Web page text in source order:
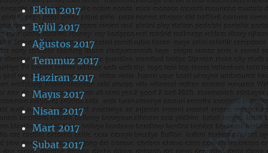
Ekim 2017
Eylül 2017
Ağustos 2017
Temmuz 2017
Haziran 2017
Mayıs 2017
Nisan 2017
Mart 2017
Şubat 2017